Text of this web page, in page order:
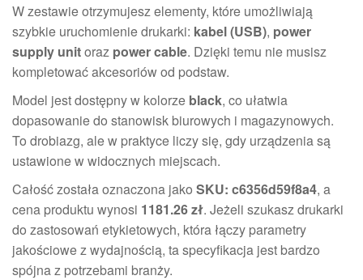
W zestawie otrzymujesz elementy, które umożliwiają
szybkie uruchomienie drukarki: kabel (USB), power
supply unitoraz power cable. Dzięki temu nie musisz
kompletować akcesoriów od podstaw.
Model jest dostępny w kolorze black, co ułatwia
dopasowanie do stanowisk biurowych i magazynowych.
To drobiazg, ale w praktyce liczy się, gdy urządzenia są
ustawione w widocznych miejscach.
Całość została oznaczona jako SKU: c6356d59f8a4, a
cena produktu wynosi 1181.26 zł. Jeżeli szukasz drukarki
do zastosowań etykietowych, która łączy parametry
jakościowe z wydajnością, ta specyfikacja jest bardzo
spójna z potrzebami branży.